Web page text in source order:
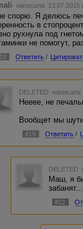
написала
спорю. Я делюсь
в
рухнула под
не помогут,
Ответить /
DELETED
Нееее, не
Вообщет мы
#19 Ответить /
DELETED
Маш, я
#22